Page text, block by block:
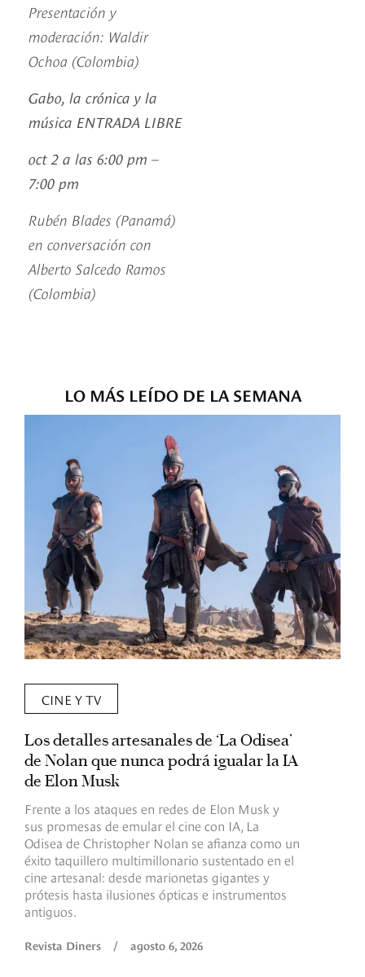
Presentación y
moderación: Waldir
Ochoa (Colombia)
Gabo, la crónica y la
música ENTRADA LIBRE
oct 2 a las 6:00 pm –
7:00 pm
Rubén Blades (Panamá)
en conversación con
Alberto Salcedo Ramos
(Colombia)
LO MÁS LEÍDO DE LA SEMANA
CINE Y TV
Los detalles artesanales de ‘La Odisea’
de Nolan que nunca podrá igualar la IA
de Elon Musk
Frente a los ataques en redes de Elon Musk y
sus promesas de emular el cine con IA, La
Odisea de Christopher Nolan se afianza como un
éxito taquillero multimillonario sustentado en el
cine artesanal: desde marionetas gigantes y
prótesis hasta ilusiones ópticas e instrumentos
antiguos.
Revista Diners / agosto 6, 2026